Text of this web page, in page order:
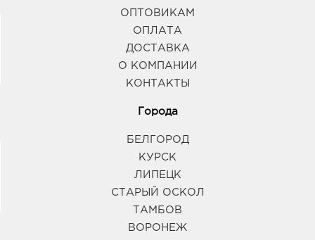
ОПТОВИКАМ
ОПЛАТА
ДОСТАВКА
О КОМПАНИИ
КОНТАКТЫ
Города
БЕЛГОРОД
КУРСК
ЛИПЕЦК
СТАРЫЙ ОСКОЛ
ТАМБОВ
ВОРОНЕЖ